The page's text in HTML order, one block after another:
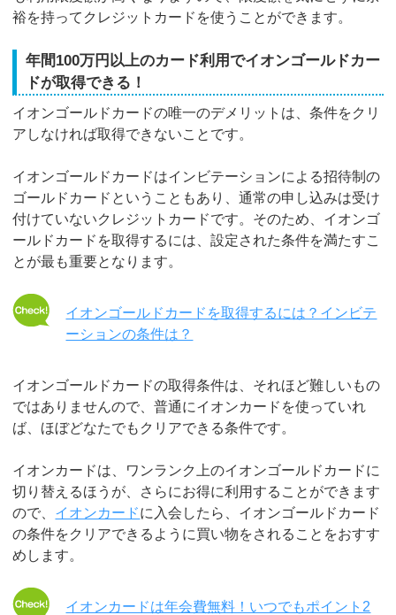
裕を持ってクレジットカードを使うことができます。
年間100万円以上のカード利用でイオンゴールドカー
ドが取得できる！
イオンゴールドカードの唯一のデメリットは、条件をクリ
アしなければ取得できないことです。
イオンゴールドカードはインビテーションによる招待制の
ゴールドカードということもあり、通常の申し込みは受け
付けていないクレジットカードです。そのため、イオンゴ
ールドカードを取得するには、設定された条件を満たすこ
とが最も重要となります。
イオンゴールドカードを取得するには？インビテ
ーションの条件は？
イオンゴールドカードの取得条件は、それほど難しいもの
ではありませんので、普通にイオンカードを使っていれ
ば、ほぼどなたでもクリアできる条件です。
イオンカードは、ワンランク上のイオンゴールドカードに
切り替えるほうが、さらにお得に利用することができます
ので、 イオンカードに入会したら、イオンゴールドカード
の条件をクリアできるように買い物をされることをおすす
めします。
イオンカードは年会費無料！いつでもポイント2